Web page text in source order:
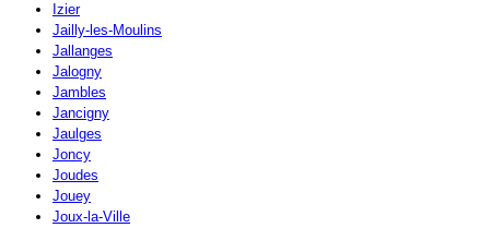
Izier
Jailly-les-Moulins
Jallanges
Jalogny
Jambles
Jancigny
Jaulges
Joncy
Joudes
Jouey
Joux-la-Ville